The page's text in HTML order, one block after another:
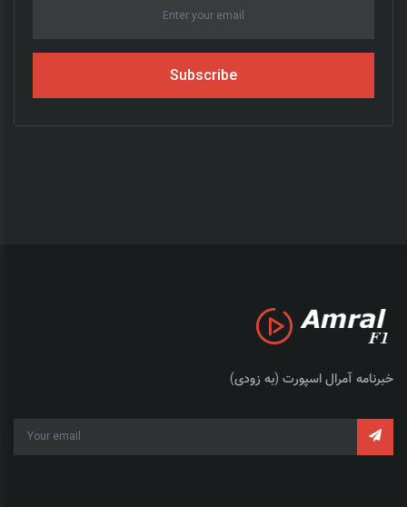
Subscribe
خبرنامه آمرال اسپورت (به زودی)